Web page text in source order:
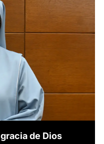
de Dios